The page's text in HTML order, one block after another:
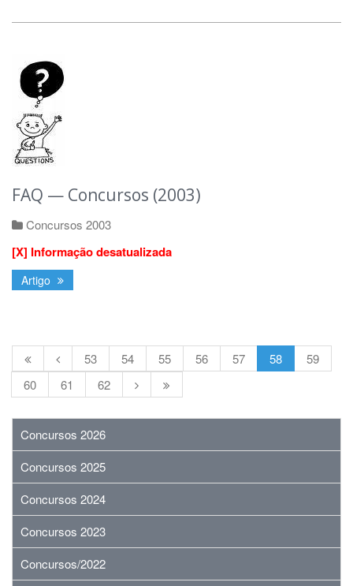
FAQ — Concursos (2003)
Concursos 2003
[X] Informação desatualizada
Artigo
53 54 55 56 57 58
59
60
61 62
Concursos 2026
Concursos 2025
Concursos 2024
Concursos 2023
Concursos/2022